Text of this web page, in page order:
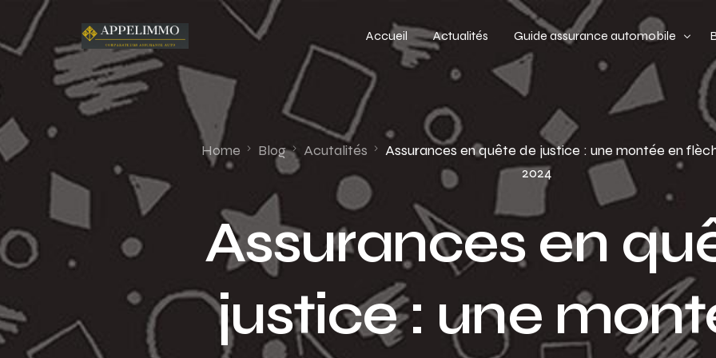
Accueil Actualités Guide assurance automobile
Types de véhicules
Profil de conducteur
Budget assurance automobile
Home Blog Acutalités
Assurances en quête de justice : une montée en
2024
Assurances en
justice : une